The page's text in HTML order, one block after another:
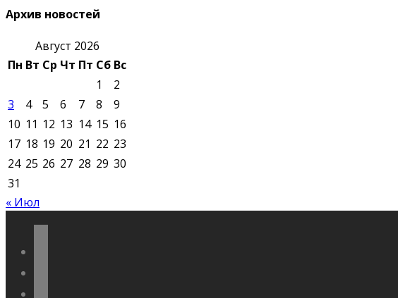
Архив новостей
Август 2026
Пн Вт Ср Чт Пт Сб Вс
1
2
3
4 5 6 7 8
9
10 11 12 13 14 15 16
17 18 19 20 21 22 23
24 25 26 27 28 29 30
31
« Июл